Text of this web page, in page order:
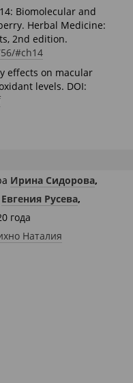
Biomolecular and
Herbal Medicine:
2nd edition.
#ch14
effects on macular
levels. DOI:
Ирина Сидорова,
Евгения Русева,
года
Наталия